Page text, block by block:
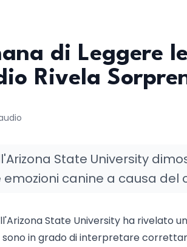
di Leggere
Rivela
State University
canine a causa del
State University ha rivelato
sono in grado di interpretare